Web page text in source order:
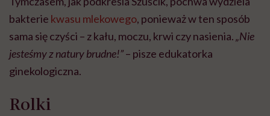
bakterie kwasu mlekowego, ponieważ w ten sposób
sama się czyści – z kału, moczu, krwi czy nasienia.„Nie
jesteśmy z natury brudne!”– pisze edukatorka
ginekologiczna.
Rolki